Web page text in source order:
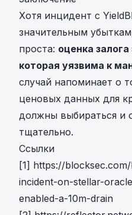
Хотя инцидент с
значительным
проста: оценка
которая уязвима к
случай напоминает о
ценовых данных для
должны выбираться и
тщательно.
Ссылки
[1] https://
incident-on-stellar-
enabled-a-10m-drain